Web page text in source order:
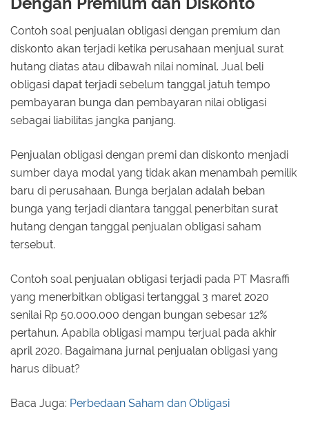
Contoh soal penjualan obligasi dengan premium dan
diskonto akan terjadi ketika perusahaan menjual surat
hutang diatas atau dibawah nilai nominal. Jual beli
obligasi dapat terjadi sebelum tanggal jatuh tempo
pembayaran bunga dan pembayaran nilai obligasi
sebagai liabilitas jangka panjang.
Penjualan obligasi dengan premi dan diskonto menjadi
sumber daya modal yang tidak akan menambah pemilik
baru di perusahaan. Bunga berjalan adalah beban
bunga yang terjadi diantara tanggal penerbitan surat
hutang dengan tanggal penjualan obligasi saham
tersebut.
Contoh soal penjualan obligasi terjadi pada PT Masraffi
yang menerbitkan obligasi tertanggal 3 maret 2020
senilai Rp 50.000.000 dengan bungan sebesar 12%
pertahun. Apabila obligasi mampu terjual pada akhir
april 2020. Bagaimana jurnal penjualan obligasi yang
harus dibuat?
Baca Juga: Perbedaan Saham dan Obligasi